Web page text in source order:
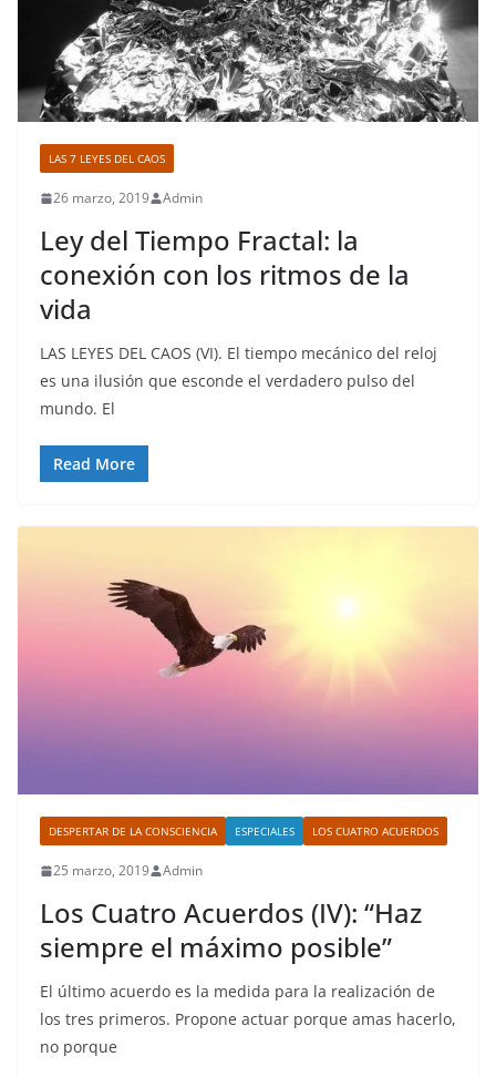
LAS 7 LEYES DEL CAOS
26 marzo, 2019 Admin
Ley del Tiempo Fractal: la
conexión con los ritmos de la
vida
LAS LEYES DEL CAOS (VI). El tiempo mecánico del reloj
es una ilusión que esconde el verdadero pulso del
mundo. El
Read More
DESPERTAR DE LA CONSCIENCIA ESPECIALES LOS CUATRO ACUERDOS
25 marzo, 2019 Admin
Los Cuatro Acuerdos (IV): “Haz
siempre el máximo posible”
El último acuerdo es la medida para la realización de
los tres primeros. Propone actuar porque amas hacerlo,
no porque